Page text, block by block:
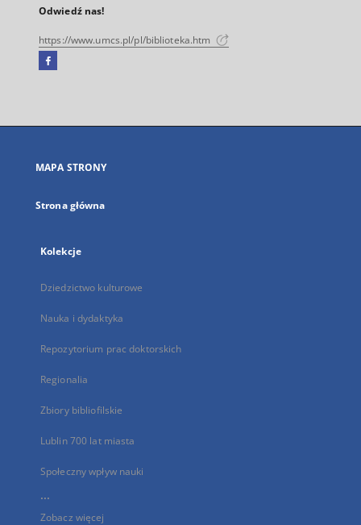
Odwiedź nas!
https://www.umcs.pl/pl/biblioteka.htm
Facebook
się
karcie
MAPA STRONY
Strona główna
Kolekcje
Dziedzictwo kulturowe
Nauka i dydaktyka
Repozytorium prac doktorskich
Regionalia
Zbiory bibliofilskie
Lublin 700 lat miasta
Społeczny wpływ nauki
...
Zobacz więcej